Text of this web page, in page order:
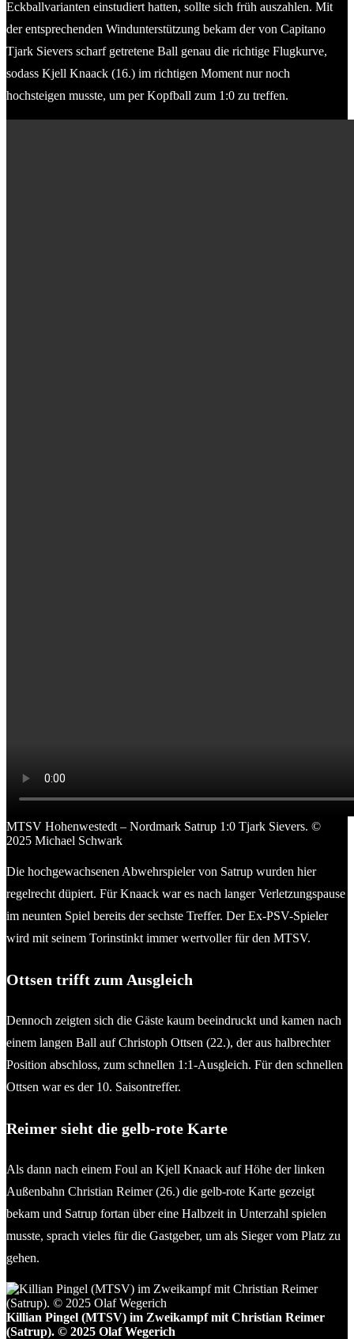
Eckballvarianten einstudiert hatten, sollte sich früh auszahlen. Mit
der entsprechenden Windunterstützung bekam der von Capitano
Tjark Sievers scharf getretene Ball genau die richtige Flugkurve,
sodass Kjell Knaack (16.) im richtigen Moment nur noch
hochsteigen musste, um per Kopfball zum 1:0 zu treffen.
MTSV Hohenwestedt – Nordmark Satrup 1:0 Tjark Sievers. ©
2025 Michael Schwark
Die hochgewachsenen Abwehrspieler von Satrup wurden hier
regelrecht düpiert. Für Knaack war es nach langer Verletzungspause
im neunten Spiel bereits der sechste Treffer. Der Ex-PSV-Spieler
wird mit seinem Torinstinkt immer wertvoller für den MTSV.
Ottsen trifft zum Ausgleich
Dennoch zeigten sich die Gäste kaum beeindruckt und kamen nach
einem langen Ball auf Christoph Ottsen (22.), der aus halbrechter
Position abschloss, zum schnellen 1:1-Ausgleich. Für den schnellen
Ottsen war es der 10. Saisontreffer.
Reimer sieht die gelb-rote Karte
Als dann nach einem Foul an Kjell Knaack auf Höhe der linken
Außenbahn Christian Reimer (26.) die gelb-rote Karte gezeigt
bekam und Satrup fortan über eine Halbzeit in Unterzahl spielen
musste, sprach vieles für die Gastgeber, um als Sieger vom Platz zu
gehen.
Killian Pingel (MTSV) im Zweikampf mit Christian Reimer
(Satrup). © 2025 Olaf Wegerich